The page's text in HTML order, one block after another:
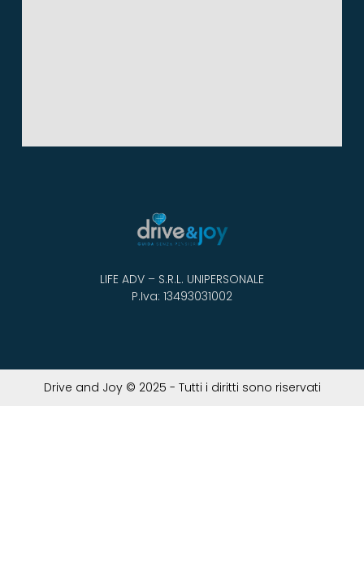
LIFE ADV – S.R.L. UNIPERSONALE
P.Iva: 13493031002
Drive and Joy © 2025 - Tutti i diritti sono riservati